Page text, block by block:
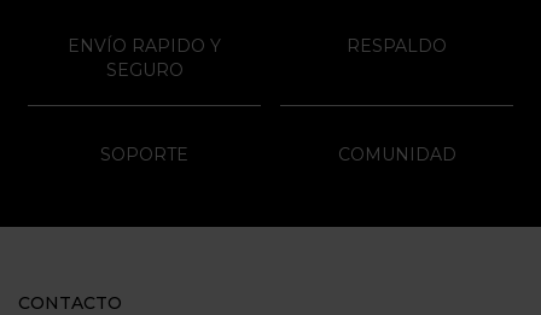
ENVÍO RAPIDO Y
SEGURO
RESPALDO
SOPORTE COMUNIDAD
CONTACTO